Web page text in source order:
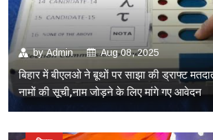
byAdmin Aug 08, 2025
बिहार में बीएलओ ने बूथों पर साझा की ड्राफ्ट
नामों की सूची,नाम जोड़ने के लिए मांगे गए आवेदन